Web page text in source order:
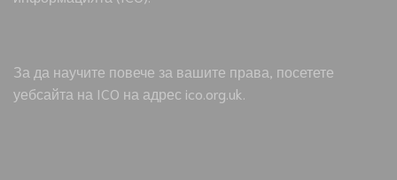
За да научите повече за вашите права, посетете
уебсайта на ICO на адрес ico.org.uk.